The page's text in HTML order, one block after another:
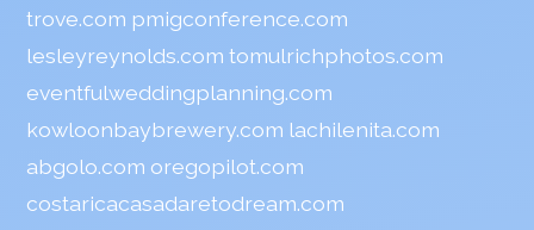
trove.com pmigconference.com
lesleyreynolds.com tomulrichphotos.com
eventfulweddingplanning.com
kowloonbaybrewery.com lachilenita.com
abgolo.com oregopilot.com
costaricacasadaretodream.com